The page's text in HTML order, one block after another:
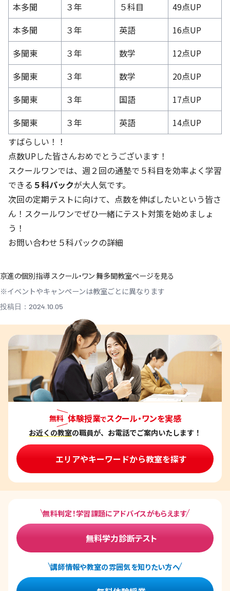
本多聞
３年 ５科目
49点UP
本多聞
３年 英語
16点UP
多聞東
３年 数学
12点UP
多聞東
３年 数学
20点UP
多聞東
３年 国語
17点UP
多聞東
３年 英語
14点UP
すばらしい！！
点数UPした皆さんおめでとうございます！
スクールワンでは、週２回の通塾で５科目を効率よく学習
できる ５科パックが大人気です。
次回の定期テストに向けて、点数を伸ばしたいという皆さ
ん！スクールワンでぜひ一緒にテスト対策を始めましょ
う！
お問い合わせ ５科パックの詳細
京進の個別指導 スクール・ワン 舞多聞教室ページを見る
※イベントやキャンペーンは教室ごとに異なります
投稿日：2024.10.05
無料 体験授業でスクール・ワンを実感
お近くの教室の職員が、お電話でご案内いたします！
エリアやキーワードから教室を探す
無料判定！学習課題にアドバイスがもらえます
無料学力診断テスト
講師情報や教室の雰囲気を知りたい方へ